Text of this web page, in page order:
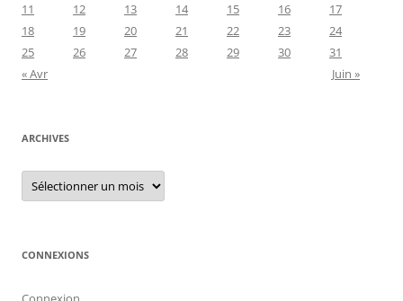
11
12 13 14 15 16
17
18
19 20 21 22 23
24
25
26 27 28 29 30
31
« Avr
Juin »
ARCHIVES
Archives
CONNEXIONS